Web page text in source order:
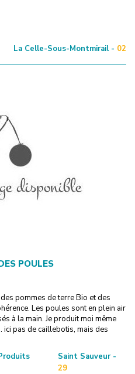
La Celle-Sous-Montmirail - 02
POULES
pommes de terre Bio et des
Les poules sont en plein air
à la main. Je produit moi même
pas de caillebotis, mais des
Saint Sauveur -
29